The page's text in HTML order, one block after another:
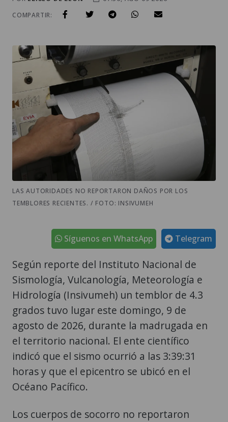
COMPARTIR:
LAS AUTORIDADES NO REPORTARON DAÑOS POR LOS
TEMBLORES RECIENTES. / FOTO: INSIVUMEH
Telegram
Síguenos en WhatsApp
Según reporte del Instituto Nacional de
Sismología, Vulcanología, Meteorología e
Hidrología (Insivumeh) un temblor de 4.3
grados tuvo lugar este domingo, 9 de
agosto de 2026, durante la madrugada en
el territorio nacional. El ente científico
indicó que el sismo ocurrió a las 3:39:31
horas y que el epicentro se ubicó en el
Océano Pacífico.
Los cuerpos de socorro no reportaron